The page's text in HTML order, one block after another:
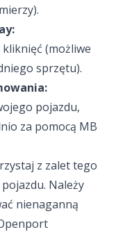
(możliwe
sprzętu).
pojazdu,
za pomocą MB
z zalet tego
Należy
nienaganną